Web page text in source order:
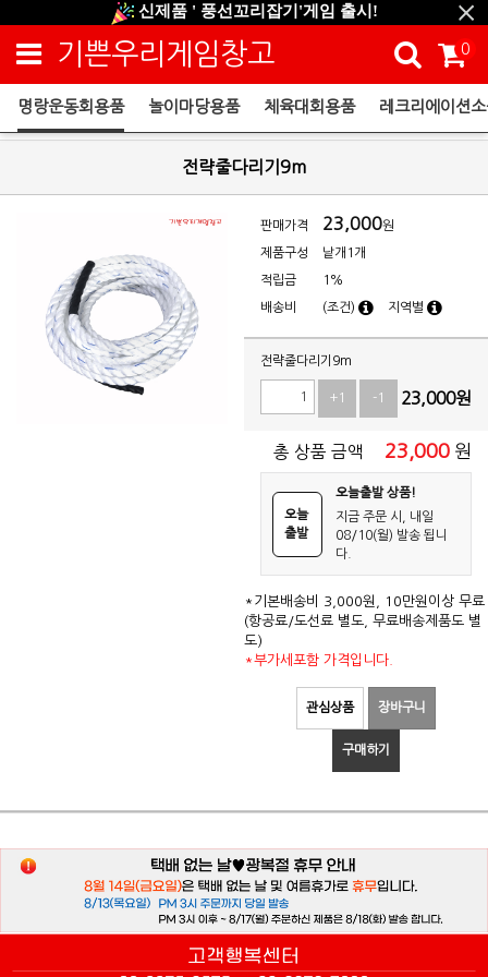
신제품 ' 풍선꼬리잡기'게임 출시!
신규회원 HAPPY EVENT 적립금 5,000원 증정
❤ 신제품 ' 컬링&볼링 ' 출시! ❤
기쁜우리게임창고 0
명랑운동회용품 놀이마당용품 체육대회용품 레크리에이션
전략줄다리기9m
판매가격 23,000원
제품구성 낱개1개
적립금 1%
배송비 (조건) 지역별
전략줄다리기9m
+1 -1 23,000원
총 상품 금액 23,000 원
오늘
출발
오늘출발 상품!
지금 주문 시, 내일
08/10(월) 발송 됩니
다.
*기본배송비 3,000원, 10만원이상 무료
(항공료/도선료 별도, 무료배송제품도 별
도)
*부가세포함 가격입니다.
관심상품 장바구니
구매하기